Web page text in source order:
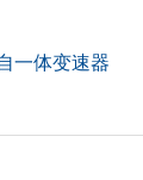
一体变速器